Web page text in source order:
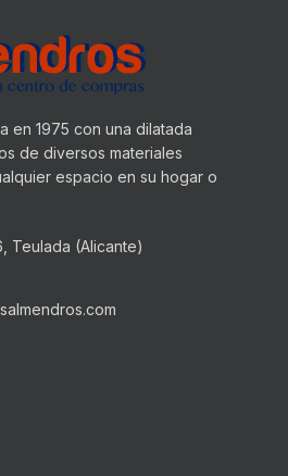
en 1975 con una dilatada
de diversos materiales
espacio en su hogar o
Teulada (Alicante)